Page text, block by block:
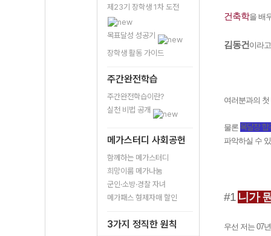
제23기 장학생 1차 도전
목표달성 성공기
장학생 활동 가이드
주간완전학습
주간완전학습이란?
실천 비법 공개
메가스터디 사회공헌
함께하는 메가스터디
희망이룸 메가나눔
군인·소방·경찰 자녀
메가패스 형제자매 할인
3가지 정직한 원칙
건축학을 배
김동건 이라
여러분과의
물론 목달장 합
파악하실 수
#1 니가
우선 저는 07